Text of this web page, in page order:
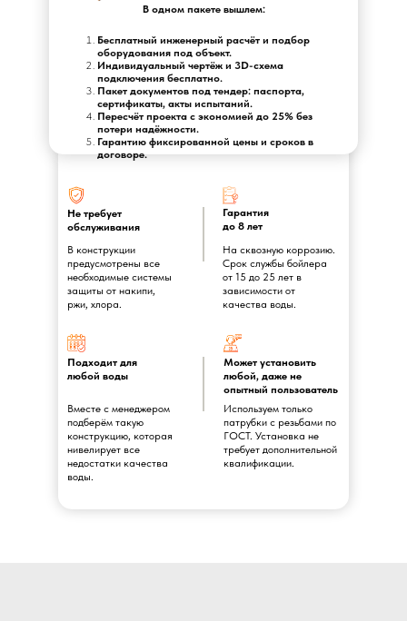
В одном пакете вышлем:
Бесплатный инженерный расчёт и подбор
оборудования под объект.
Индивидуальный чертёж и 3D-схема
подключения бесплатно.
Пакет документов под тендер: паспорта,
сертификаты, акты испытаний.
Пересчёт проекта с экономией до 25% без
потери надёжности.
Гарантию фиксированной цены и сроков в
договоре.
Не требует
обслуживания
В конструкции
предусмотрены все
необходимые системы
защиты от накипи,
ржи, хлора.
Гарантия
до 8 лет
На сквозную коррозию.
Срок службы бойлера
от 15 до 25 лет в
зависимости от
качества воды.
Подходит для
любой воды
Вместе с менеджером
подберём такую
конструкцию, которая
нивелирует все
недостатки качества
воды.
Может установить
любой, даже не
опытный пользователь
Используем только
патрубки с резьбами по
ГОСТ. Установка не
требует дополнительной
квалификации.